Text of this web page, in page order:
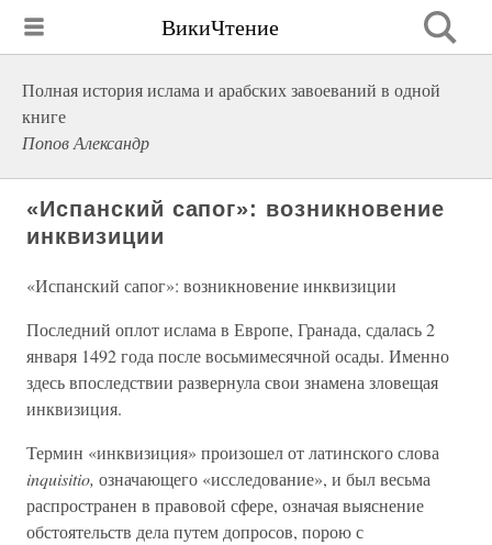
ВикиЧтение
Полная история ислама и арабских завоеваний в одной
книге
Попов Александр
«Испанский сапог»: возникновение
инквизиции
«Испанский сапог»: возникновение инквизиции
Последний оплот ислама в Европе, Гранада, сдалась 2
января 1492 года после восьмимесячной осады. Именно
здесь впоследствии развернула свои знамена зловещая
инквизиция.
Термин «инквизиция» произошел от латинского слова
inquisitio, означающего «исследование», и был весьма
распространен в правовой сфере, означая выяснение
обстоятельств дела путем допросов, порою с